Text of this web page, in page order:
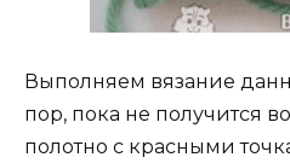
Выполняем вязание
пор, пока не получится
полотно с красными